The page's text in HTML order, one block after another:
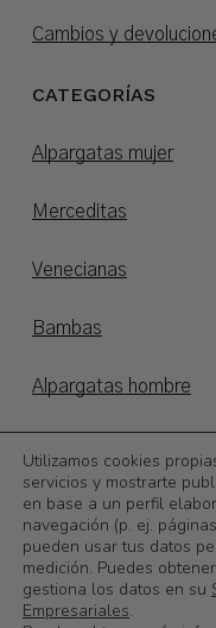
Subtotal:
Cambios y
CATEGORÍAS
Alpargatas mujer
Merceditas
Venecianas
Bambas
Alpargatas hombre
Otoño/invierno
©2026 Calzadoslobo
Utilizamos cookies
servicios y mostrarte
en base a un perfil
navegación (p. ej.
pueden usar tus datos
medición. Puedes
gestiona los datos en su
Empresariales.